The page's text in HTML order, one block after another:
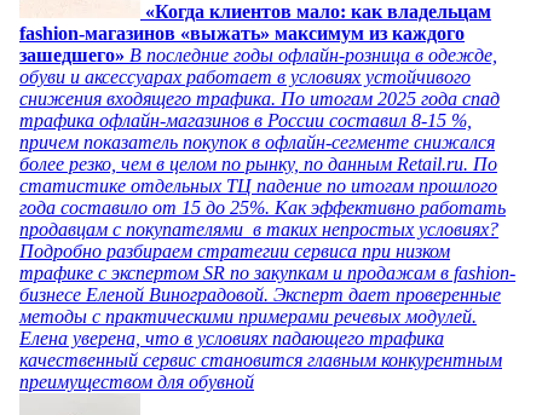
«Когда клиентов мало: как владельцам
fashion-магазинов «выжать» максимум из каждого
зашедшего» В последние годы офлайн-розница в одежде,
обуви и аксессуарах работает в условиях устойчивого
снижения входящего трафика. По итогам 2025 года спад
трафика офлайн-магазинов в России составил 8-15 %,
причем показатель покупок в офлайн-сегменте снижался
более резко, чем в целом по рынку, по данным Retail.ru. По
статистике отдельных ТЦ падение по итогам прошлого
года составило от 15 до 25%. Как эффективно работать
продавцам с покупателями в таких непростых условиях?
Подробно разбираем стратегии сервиса при низком
трафике с экспертом SR по закупкам и продажам в fashion-
бизнесе Еленой Виноградовой. Эксперт дает проверенные
методы с практическими примерами речевых модулей.
Елена уверена, что в условиях падающего трафика
качественный сервис становится главным конкурентным
преимуществом для обувной